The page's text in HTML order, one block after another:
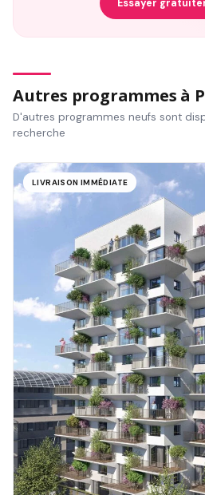
Essayer
Autres programmes à
D'autres programmes neufs sont
recherche
LIVRAISON IMMÉDIATE